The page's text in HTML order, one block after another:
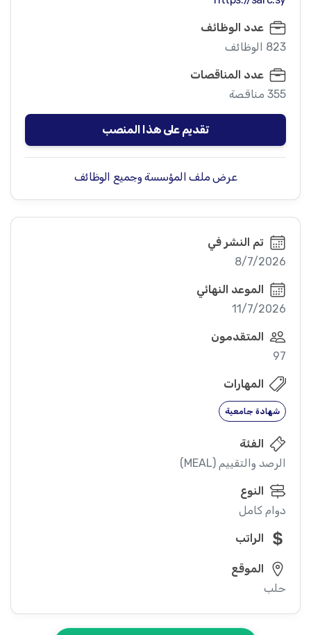
عدد الوظائف
823 الوظائف
عدد المناقصات
355 مناقصة
تقديم على هذا المنصب
عرض ملف المؤسسة وجميع الوظائف
تم النشر في
8/7/2026
الموعد النهائي
11/7/2026
المتقدمون
97
المهارات
شهادة جامعية
الفئة
الرصد والتقييم (MEAL)
النوع
دوام كامل
الراتب
الموقع
حلب